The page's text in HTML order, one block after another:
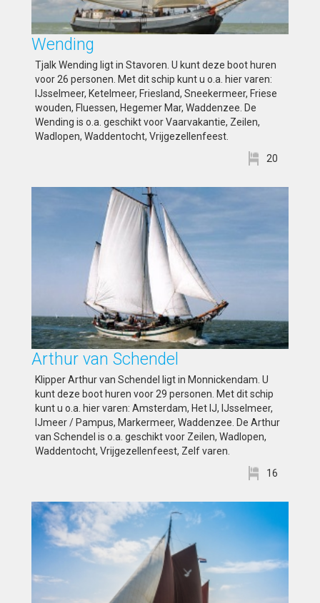
Wending
Tjalk Wending ligt in Stavoren. U kunt deze boot huren
voor 26 personen. Met dit schip kunt u o.a. hier varen:
IJsselmeer, Ketelmeer, Friesland, Sneekermeer, Friese
wouden, Fluessen, Hegemer Mar, Waddenzee. De
Wending is o.a. geschikt voor Vaarvakantie, Zeilen,
Wadlopen, Waddentocht, Vrijgezellenfeest.
20
Arthur van Schendel
Klipper Arthur van Schendel ligt in Monnickendam. U
kunt deze boot huren voor 29 personen. Met dit schip
kunt u o.a. hier varen: Amsterdam, Het IJ, IJsselmeer,
IJmeer / Pampus, Markermeer, Waddenzee. De Arthur
van Schendel is o.a. geschikt voor Zeilen, Wadlopen,
Waddentocht, Vrijgezellenfeest, Zelf varen.
16